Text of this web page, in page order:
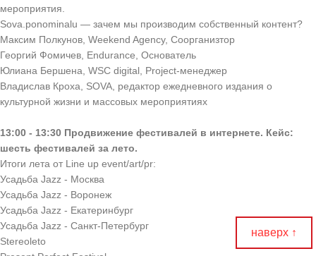
мероприятия.
Sova.ponominalu — зачем мы производим собственный контент?
Максим Полкунов, Weekend Agency, Соорганизтор
Георгий Фомичев, Endurance, Основатель
Юлиана Бершена, WSC digital, Project-менеджер
Владислав Кроха, SOVA, редактор ежедневного издания о
культурной жизни и массовых мероприятиях
13:00 - 13:30 Продвижение фестивалей в интернете. Кейс:
шесть фестивалей за лето.
Итоги лета от Line up event/art/pr:
Усадьба Jazz - Москва
Усадьба Jazz - Воронеж
Усадьба Jazz - Екатеринбург
Усадьба Jazz - Санкт-Петербург
Stereoleto
наверх ↑